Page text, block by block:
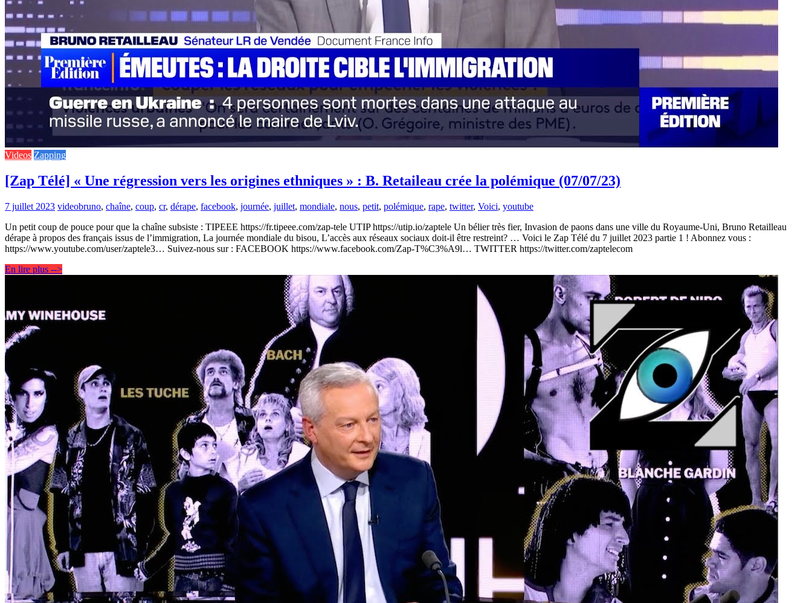
Videos Zapping
[Zap Télé] « Une régression vers les origines ethniques » : B. Retaileau crée la polémique (07/07/23)
7 juillet 2023 videobruno, chaîne, coup, cr, dérape, facebook, journée, juillet, mondiale, nous, petit, polémique, rape, twitter, Voici, youtube
Un petit coup de pouce pour que la chaîne subsiste : TIPEEE https://fr.tipeee.com/zap-tele UTIP https://utip.io/zaptele Un bélier très fier, Invasion de paons dans une ville du Royaume-Uni, Bruno Retailleau
dérape à propos des français issus de l’immigration, La journée mondiale du bisou, L’accès aux réseaux sociaux doit-il être restreint? … Voici le Zap Télé du 7 juillet 2023 partie 1 ! Abonnez vous :
https://www.youtube.com/user/zaptele3… Suivez-nous sur : FACEBOOK https://www.facebook.com/Zap-T%C3%A9l… TWITTER https://twitter.com/zaptelecom
En lire plus -->